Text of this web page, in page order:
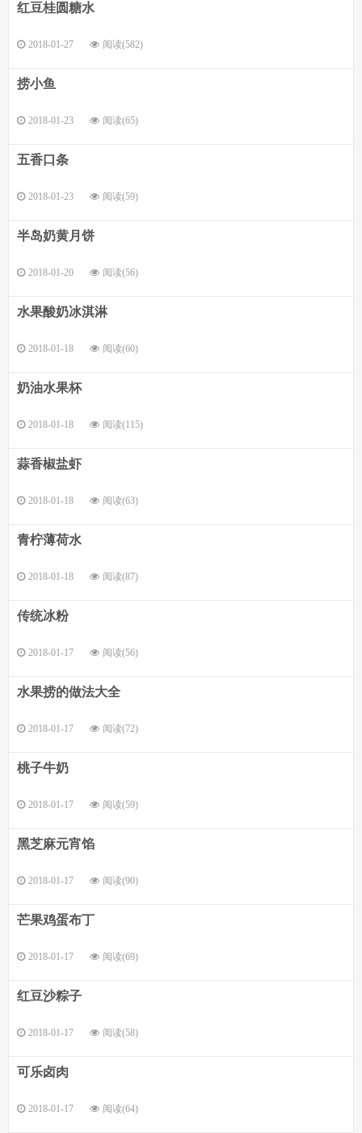
红豆桂圆糖水
2018-01-27 阅读(582)
捞小鱼
2018-01-23 阅读(65)
五香口条
2018-01-23 阅读(59)
半岛奶黄月饼
2018-01-20 阅读(56)
水果酸奶冰淇淋
2018-01-18 阅读(60)
奶油水果杯
2018-01-18 阅读(115)
蒜香椒盐虾
2018-01-18 阅读(63)
青柠薄荷水
2018-01-18 阅读(87)
传统冰粉
2018-01-17 阅读(56)
水果捞的做法大全
2018-01-17 阅读(72)
桃子牛奶
2018-01-17 阅读(59)
黑芝麻元宵馅
2018-01-17 阅读(90)
芒果鸡蛋布丁
2018-01-17 阅读(69)
红豆沙粽子
2018-01-17 阅读(58)
可乐卤肉
2018-01-17 阅读(64)